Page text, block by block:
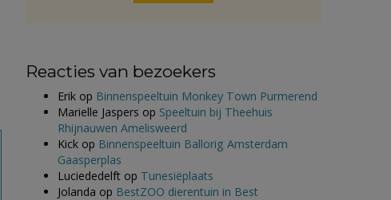
Reacties van bezoekers
Erik op Binnenspeeltuin Monkey Town Purmerend
Marielle Jaspers op Speeltuin bij Theehuis
Rhijnauwen Amelisweerd
Kick op Binnenspeeltuin Ballorig Amsterdam
Gaasperplas
Luciededelft op Tunesiëplaats
Jolanda op BestZOO dierentuin in Best